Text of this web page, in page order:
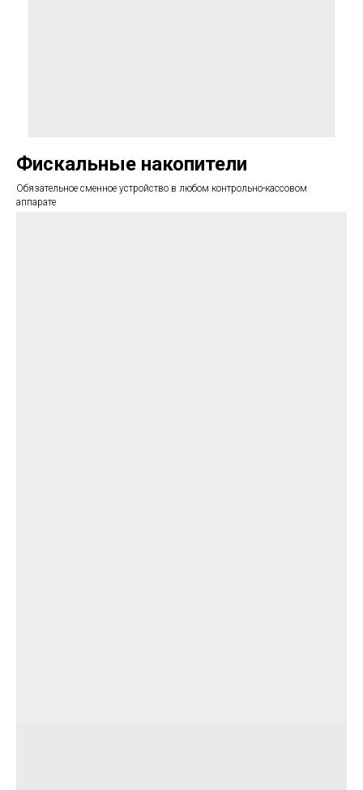
Фискальные накопители
Обязательное сменное устройство в любом контрольно-кассовом
аппарате